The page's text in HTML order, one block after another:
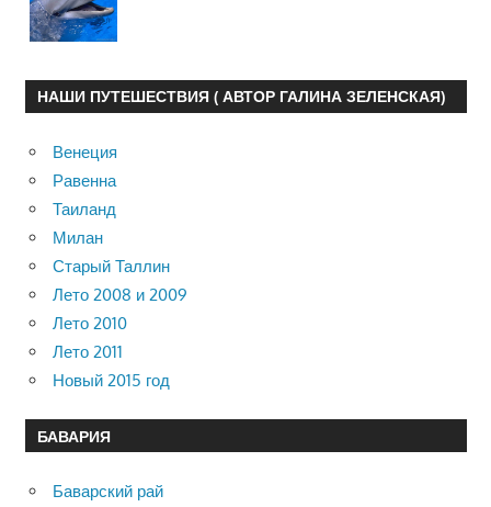
НАШИ ПУТЕШЕСТВИЯ ( АВТОР ГАЛИНА ЗЕЛЕНСКАЯ)
Венеция
Равенна
Таиланд
Милан
Старый Таллин
Лето 2008 и 2009
Лето 2010
Лето 2011
Новый 2015 год
БАВАРИЯ
Баварский рай